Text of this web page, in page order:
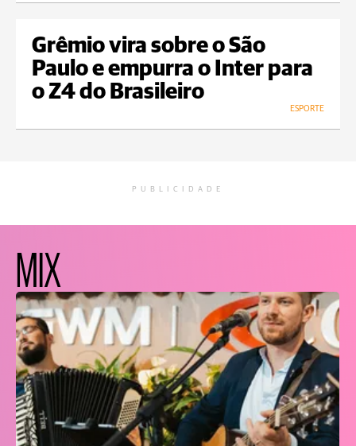
Grêmio vira sobre o São
Paulo e empurra o Inter para
o Z4 do Brasileiro
ESPORTE
PUBLICIDADE
MIX